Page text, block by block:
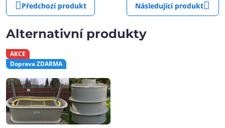
Předchozí produkt Následující produkt
Alternativní produkty
AKCE
Doprava ZDARMA